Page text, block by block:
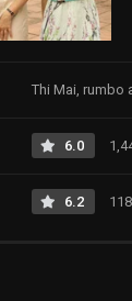
Thi Mai, rumbo
6.0
6.2